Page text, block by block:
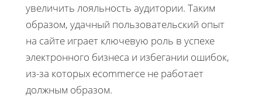
увеличить лояльность аудитории. Таким
образом, удачный пользовательский опыт
на сайте играет ключевую роль в успехе
электронного бизнеса и избегании ошибок,
из-за которых ecommerce не работает
должным образом.